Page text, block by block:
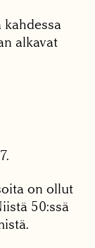
alkavat
on ollut
50:ssä